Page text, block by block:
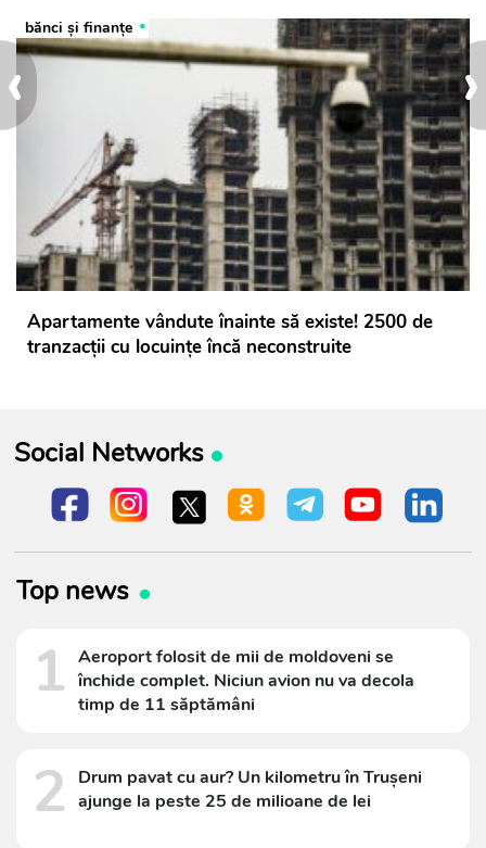
›
‹
bănci şi finanţe
Apartamente vândute înainte să existe! 2500 de
tranzacții cu locuințe încă neconstruite
Social Networks
Top news
1 Aeroport folosit de mii de moldoveni se
închide complet. Niciun avion nu va decola
timp de 11 săptămâni
2
Drum pavat cu aur? Un kilometru în Trușeni
ajunge la peste 25 de milioane de lei